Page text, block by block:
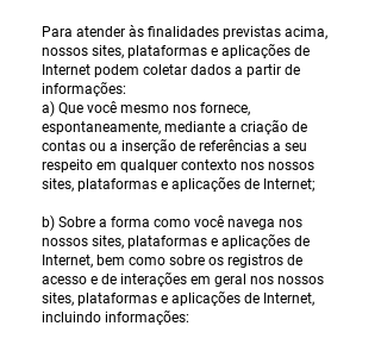
Para atender às finalidades previstas acima,
nossos sites, plataformas e aplicações de
Internet podem coletar dados a partir de
informações:
a) Que você mesmo nos fornece,
espontaneamente, mediante a criação de
contas ou a inserção de referências a seu
respeito em qualquer contexto nos nossos
sites, plataformas e aplicações de Internet;
b) Sobre a forma como você navega nos
nossos sites, plataformas e aplicações de
Internet, bem como sobre os registros de
acesso e de interações em geral nos nossos
sites, plataformas e aplicações de Internet,
incluindo informações: